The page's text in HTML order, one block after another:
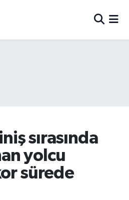
sırasında
yolcu
sürede